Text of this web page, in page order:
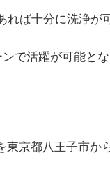
れば十分に洗浄が
で活躍が可能と
東京都八王子市か